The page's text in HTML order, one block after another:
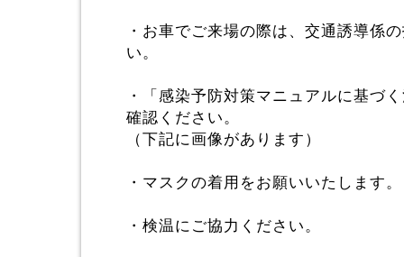
・お車でご来場の際は、交通誘導係
い。
・「感染予防対策マニュアルに基づ
確認ください。
（下記に画像があります）
・マスクの着用をお願いいたします。
・検温にご協力ください。